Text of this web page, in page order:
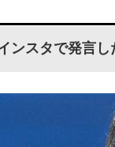
ンスタで発言し